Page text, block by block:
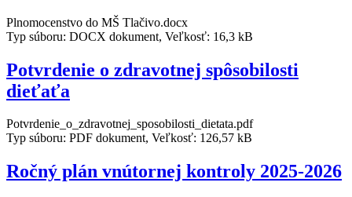
Plnomocenstvo do MŠ Tlačivo.docx
Typ súboru: DOCX dokument, Veľkosť: 16,3 kB
Potvrdenie o zdravotnej spôsobilosti
dieťaťa
Potvrdenie_o_zdravotnej_sposobilosti_dietata.pdf
Typ súboru: PDF dokument, Veľkosť: 126,57 kB
Ročný plán vnútornej kontroly 2025-2026